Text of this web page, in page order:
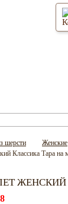
шерсти
Женские
Классика Тара на